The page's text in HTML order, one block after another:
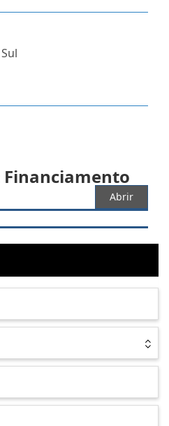
Financiamento
Abrir